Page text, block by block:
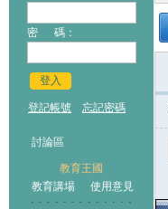
密 碼：
登入
登記帳號 忘記密碼
討論區
教育王國
教育講場
使用意見